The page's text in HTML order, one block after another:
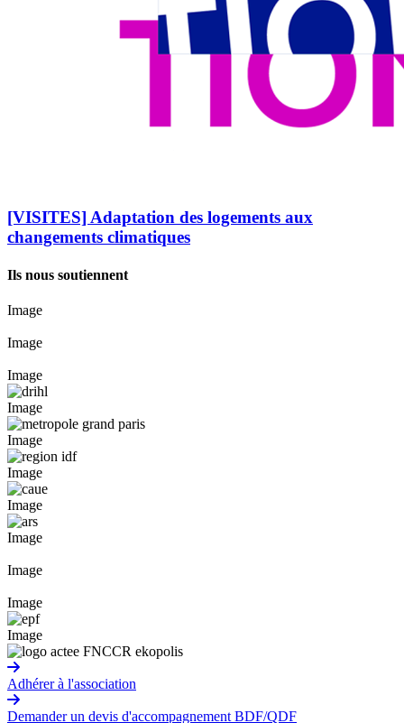
[VISITES] Adaptation des logements aux
changements climatiques
Ils nous soutiennent
Image
Image
Image
Image
Image
Image
Image
Image
Image
Image
Image
Adhérer à l'association
Demander un devis d'accompagnement BDF/QDF